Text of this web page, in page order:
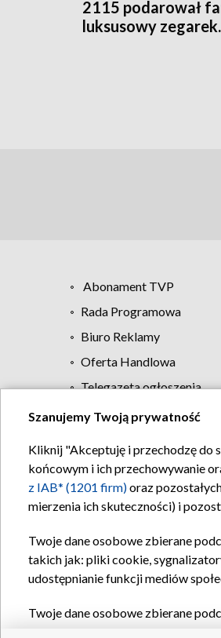
2115 podarował
luksusowy
Abonament TVP
Rada Programowa
Biuro Reklamy
Oferta Handlowa
Telegazeta ogłoszenia
Szanujemy Twoją prywatność
Kliknij "Akceptuję i przechodzę do
końcowym i ich przechowywanie
z IAB* (1201 firm)oraz
mierzenia ich skuteczności) i
Twoje dane osobowe zbierane
takich jak: pliki cookie,
udostępnianie funkcji mediów
Twoje dane osobowe zbierane